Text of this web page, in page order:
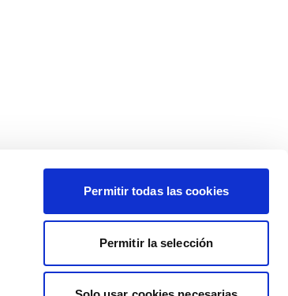
Permitir todas las cookies
Permitir la selección